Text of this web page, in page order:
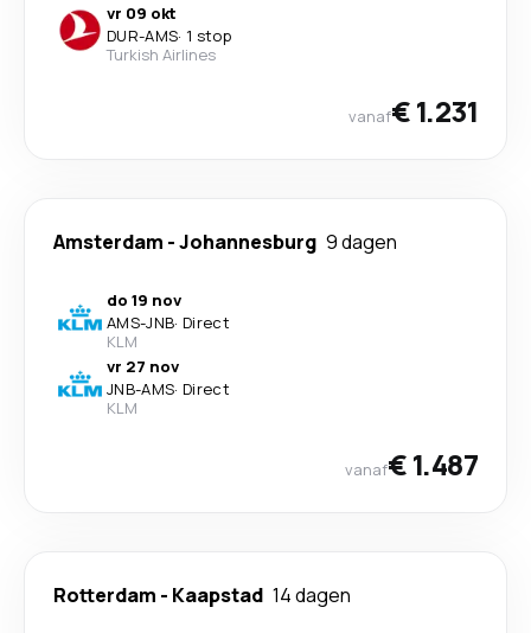
vr 09 okt
DUR-AMS· 1 stop
Turkish Airlines
vanaf€ 1.231
Amsterdam -Johannesburg 9 dagen
do 19 nov
AMS-JNB· Direct
KLM
vr 27 nov
JNB-AMS· Direct
KLM
vanaf€ 1.487
Rotterdam - Kaapstad 14 dagen